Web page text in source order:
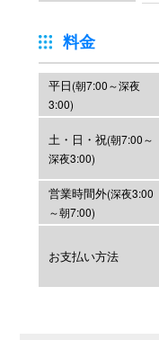
料金
平日(朝7:00～深夜
3:00)
土・日・祝(朝7:00～
深夜3:00)
営業時間外(深夜3:00
～朝7:00)
お支払い方法